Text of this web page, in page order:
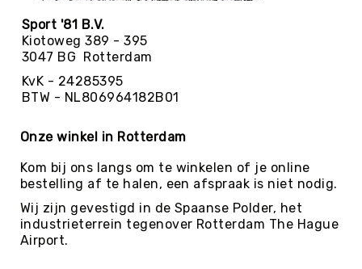
Mikken
Samenwerken
Balanceren
&
Jongleren
Rijden
Zwaaien
Muziek
&
Sport '81 B.V.
Kiotoweg 389 - 395
3047 BG Rotterdam
KvK - 24285395
BTW - NL806964182B01
Onze winkel in Rotterdam
Kom bij ons langs om te winkelen of je online
bestelling af te halen, een afspraak is niet nodig.
Wij zijn gevestigd in de Spaanse Polder, het
industrieterrein tegenover Rotterdam The Hague
Airport.